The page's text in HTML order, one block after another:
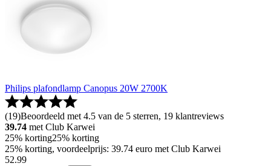
Philips plafondlamp Canopus 20W 2700K
(19)Beoordeeld met 4.5 van de 5 sterren, 19 klantreviews
39.74 met Club Karwei
25% korting25% korting
25% korting, voordeelprijs: 39.74 euro met Club Karwei
52.99